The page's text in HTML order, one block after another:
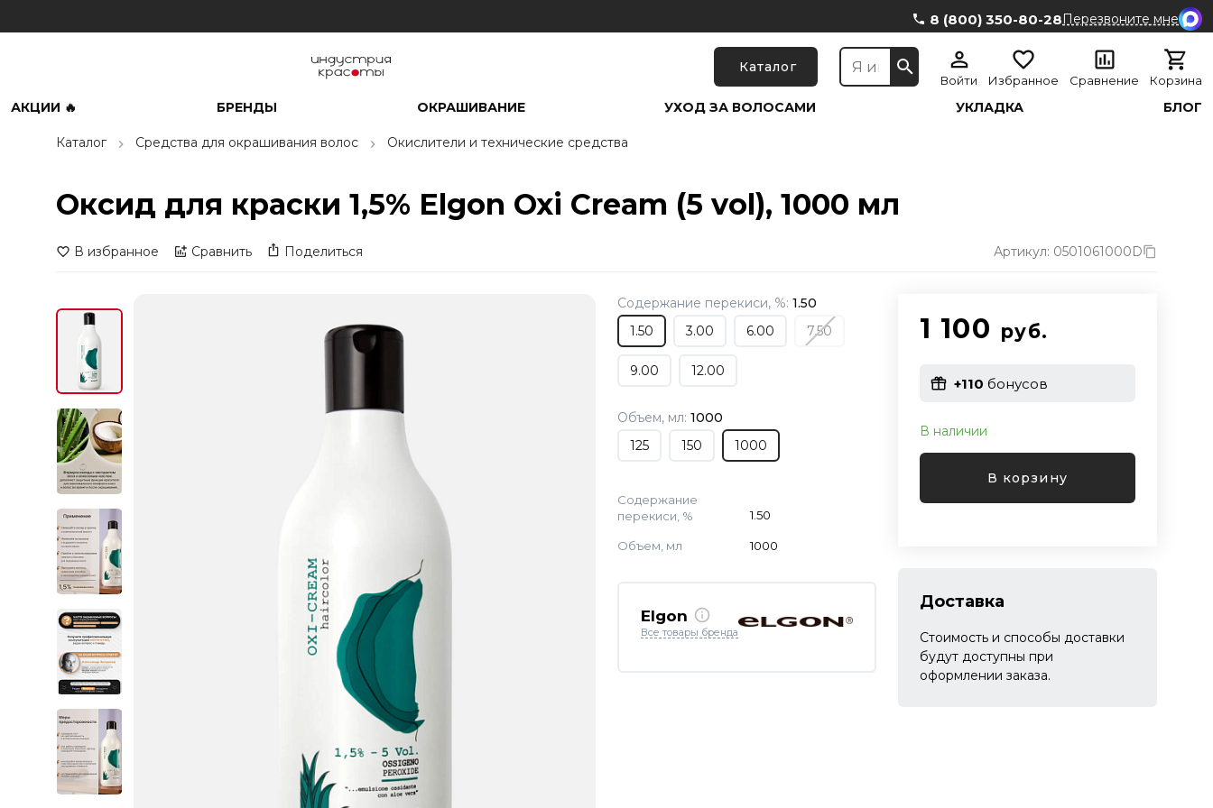
8 (800) 350-80-28Перезвоните мне
Каталог
Войти Избранное Сравнение Корзина
АКЦИИ 🔥 БРЕНДЫ ОКРАШИВАНИЕ УХОД ЗА ВОЛОСАМИ УКЛАДКА БЛОГ
Каталог Средства для окрашивания волос Окислители и технические средства
Оксид для краски 1,5% Elgon Oxi Cream (5 vol), 1000 мл
В избранное Сравнить Поделиться Артикул: 0501061000D
Содержание перекиси, %: 1.50
1.50
3.00 6.00 7.50
9.00 12.00
Объем, мл: 1000
125
150 1000
Содержание
перекиси, %
1.50
Объем, мл 1000
Elgon
Все товары бренда
1 100 руб.
+110 бонусов
В наличии
В корзину
Доставка
Стоимость и способы доставки
будут доступны при
оформлении заказа.